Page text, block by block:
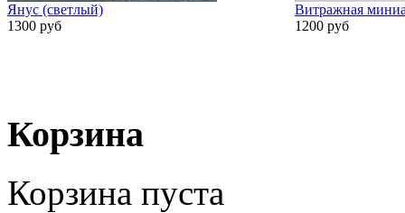
Янус (светлый)
1300 руб
Витражная
1200 руб
Корзина
Корзина пуста